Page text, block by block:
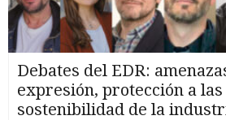
Debates del EDR:
expresión, protección a
sostenibilidad de la